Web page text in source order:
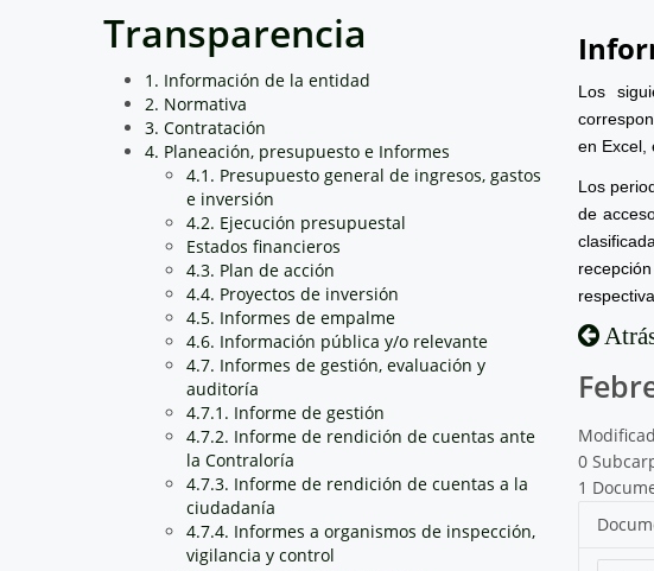
Transparencia
1. Información de la entidad
2. Normativa
3. Contratación
4. Planeación, presupuesto e Informes
4.1. Presupuesto general de ingresos, gastos
e inversión
4.2. Ejecución presupuestal
Estados financieros
4.3. Plan de acción
4.4. Proyectos de inversión
4.5. Informes de empalme
4.6. Información pública y/o relevante
4.7. Informes de gestión, evaluación y
auditoría
4.7.1. Informe de gestión
4.7.2. Informe de rendición de cuentas ante
la Contraloría
4.7.3. Informe de rendición de cuentas a la
ciudadanía
4.7.4. Informes a organismos de inspección,
vigilancia y control
Los
en Excel,
Los
de
0
1